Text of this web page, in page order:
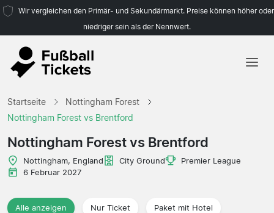
Wir vergleichen den Primär- und Sekundärmarkt. Preise können höher oder
niedriger sein als der Nennwert.
Mannschaften
Reisebüros
Startseite
Nottingham Forest
Nottingham Forest vs Brentford
Nottingham Forest vs Brentford
Nottingham, England City Ground
Premier League
6 Februar 2027
Alle anzeigen Nur Ticket Paket mit Hotel